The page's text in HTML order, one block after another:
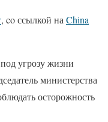
, co ссылкой на China
угрозу жизни
министерства
осторожность